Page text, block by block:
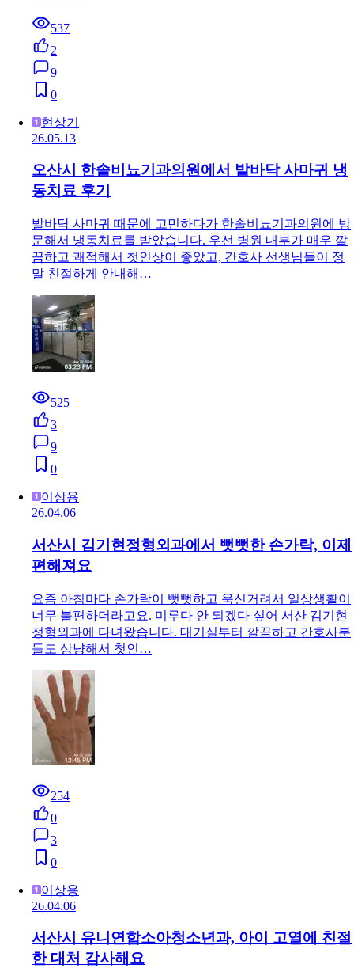
537
2
9
0
현상기
26.05.13
오산시 한솔비뇨기과의원에서 발바닥 사마귀 냉
동치료 후기
발바닥 사마귀 때문에 고민하다가 한솔비뇨기과의원에 방
문해서 냉동치료를 받았습니다. 우선 병원 내부가 매우 깔
끔하고 쾌적해서 첫인상이 좋았고, 간호사 선생님들이 정
말 친절하게 안내해…
525
3
9
0
이상용
26.04.06
서산시 김기현정형외과에서 뻣뻣한 손가락, 이제
편해져요
요즘 아침마다 손가락이 뻣뻣하고 욱신거려서 일상생활이
너무 불편하더라고요. 미루다 안 되겠다 싶어 서산 김기현
정형외과에 다녀왔습니다. 대기실부터 깔끔하고 간호사분
들도 상냥해서 첫인…
254
0
3
0
이상용
26.04.06
서산시 유니연합소아청소년과, 아이 고열에 친절
한 대처 감사해요